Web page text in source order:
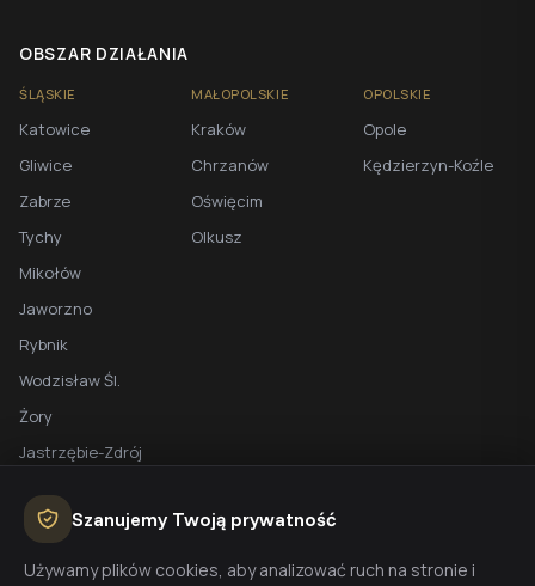
OBSZAR DZIAŁANIA
ŚLĄSKIE
Katowice
Gliwice
Zabrze
Tychy
Mikołów
Jaworzno
Rybnik
Wodzisław Śl.
Żory
Jastrzębie-Zdrój
MAŁOPOLSKIE
Kraków
Chrzanów
Oświęcim
Olkusz
OPOLSKIE
Opole
Kędzierzyn-Koźle
BEZPŁATNA WYCENA
Szanujemy Twoją prywatność
Używamy plików cookies, aby analizować ruch na stronie i